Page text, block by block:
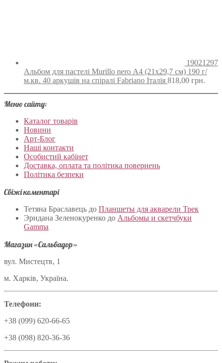
19021297
Альбом для пастелі Murillo nero А4 (21х29,7 см) 190 г/
м.кв. 40 аркушів на спіралі Fabriano Італія 818,00 грн.
Меню сайту:
Каталог товарів
Новини
Арт-Блог
Наші контакти
Особистий кабінет
Доставка, оплата та політика повернень
Політика безпеки
Свіжі коментарі
Тетяна Браславець до Планшеты для акварели Трек
Эридана Зеленокуренко до Альбомы и скетчбуки
Gamma
Магазин «Сальвадор»
вул. Мистецтв, 1
м. Харків, Україна.
Телефони:
+38 (099) 620-66-65
+38 (098) 820-36-36